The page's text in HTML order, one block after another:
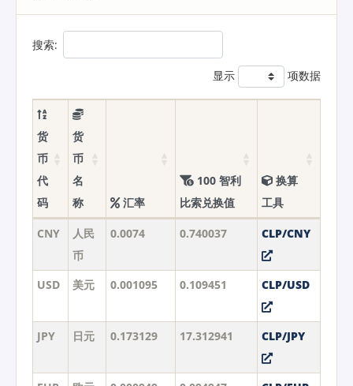
搜索:
显示 项数据
货
币
代
码
货
币
名
称
汇率
100 智利
比索兑换值
换算
工具
CNY
人民
币
0.0074 0.740037 CLP/CNY
USD 美元 0.001095 0.109451 CLP/USD
JPY 日元 0.173129 17.312941 CLP/JPY